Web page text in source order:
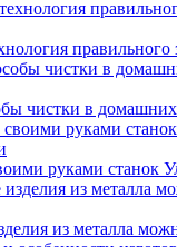
чистки в домашних
руками станок
из металла